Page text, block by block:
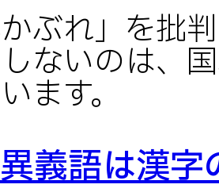
かぶれ」を批
ないのは、
ます。
義語は漢字